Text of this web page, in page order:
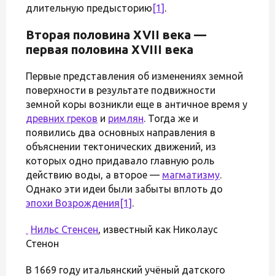
длительную предысторию [1] .
Вторая половина XVII века —
первая половина XVIII века
Первые представления об изменениях земной
поверхности в результате подвижности
земной коры возникли еще в античное время у
древних греков и римлян. Тогда же и
появились два основных направления в
объяснении тектонических движений, из
которых одно придавало главную роль
действию воды, а второе — магматизму.
Однако эти идеи были забыты вплоть до
эпохи Возрождения [1] .
Нильс Стенсен, известный как Николаус
Стенон
В 1669 году итальянский учёный датского